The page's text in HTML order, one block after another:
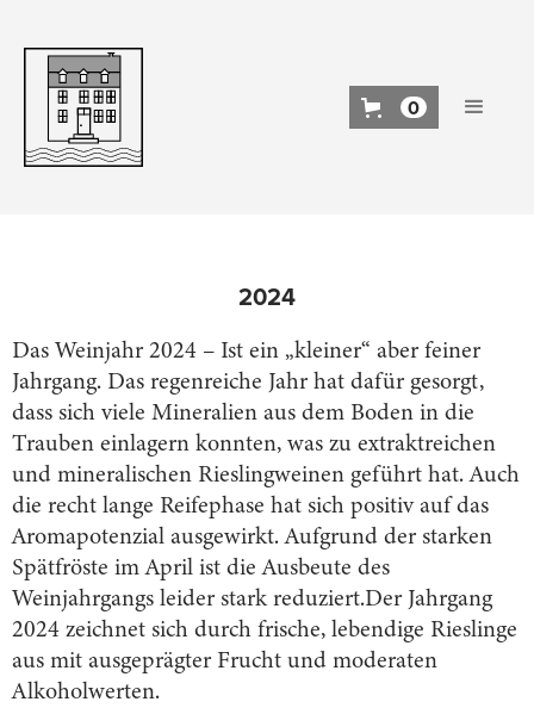
0
2024
Das Weinjahr 2024 – Ist ein „kleiner“ aber feiner
Jahrgang. Das regenreiche Jahr hat dafür gesorgt,
dass sich viele Mineralien aus dem Boden in die
Trauben einlagern konnten, was zu extraktreichen
und mineralischen Rieslingweinen geführt hat. Auch
die recht lange Reifephase hat sich positiv auf das
Aromapotenzial ausgewirkt. Aufgrund der starken
Spätfröste im April ist die Ausbeute des
Weinjahrgangs leider stark reduziert.Der Jahrgang
2024 zeichnet sich durch frische, lebendige Rieslinge
aus mit ausgeprägter Frucht und moderaten
Alkoholwerten.